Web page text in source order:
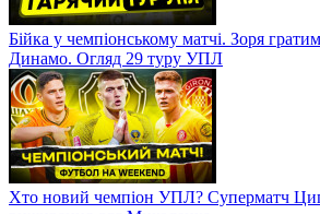
Бійка у чемпіонському матчі. Зоря
Динамо. Огляд 29 туру УПЛ
Хто новий чемпіон УПЛ? Суперматч